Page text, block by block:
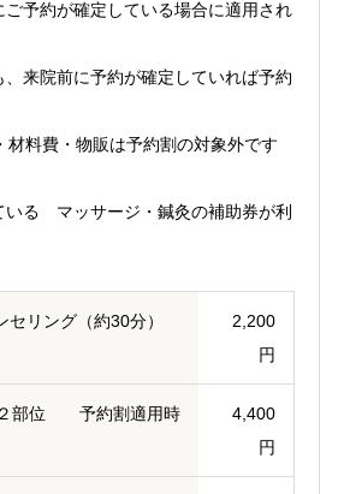
ご予約が確定している場合に適用され
、来院前に予約が確定していれば予約
材料費・物販は予約割の対象外です
いる マッサージ・鍼灸の補助券が利
リング（約30分）
2,200
円
部位 予約割適用時
4,400
円